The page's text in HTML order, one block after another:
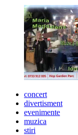
concert
divertisment
evenimente
muzica
stiri